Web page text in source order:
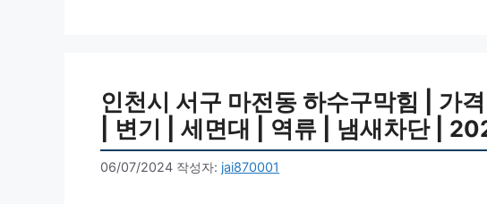
인천시 서구 마전동 하수구막힘 | 가
| 변기 | 세면대 | 역류 | 냄새차단 |
06/07/2024 작성자: jai870001